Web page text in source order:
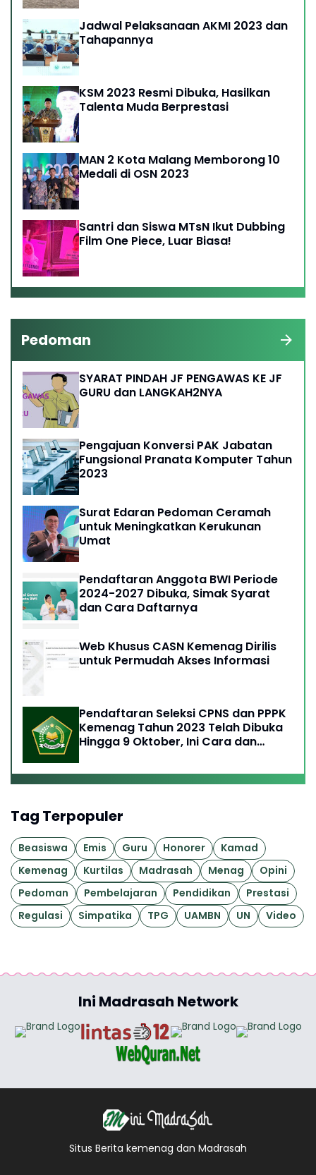
Jadwal Pelaksanaan AKMI 2023 dan
Tahapannya
KSM 2023 Resmi Dibuka, Hasilkan
Talenta Muda Berprestasi
MAN 2 Kota Malang Memborong 10
Medali di OSN 2023
Santri dan Siswa MTsN Ikut Dubbing
Film One Piece, Luar Biasa!
Pedoman
SYARAT PINDAH JF PENGAWAS KE JF
GURU dan LANGKAH2NYA
Pengajuan Konversi PAK Jabatan
Fungsional Pranata Komputer Tahun
2023
Surat Edaran Pedoman Ceramah
untuk Meningkatkan Kerukunan
Umat
Pendaftaran Anggota BWI Periode
2024-2027 Dibuka, Simak Syarat
dan Cara Daftarnya
Web Khusus CASN Kemenag Dirilis
untuk Permudah Akses Informasi
Pendaftaran Seleksi CPNS dan PPPK
Kemenag Tahun 2023 Telah Dibuka
Hingga 9 Oktober, Ini Cara dan
Tag Terpopuler
Beasiswa Emis Guru Honorer
Kamad
Kemenag
Kurtilas Madrasah Menag
Opini
Pedoman
Pembelajaran Pendidikan
Prestasi
Regulasi
Simpatika TPG UAMBN UN Video
Ini Madrasah Network
Situs Berita kemenag dan Madrasah